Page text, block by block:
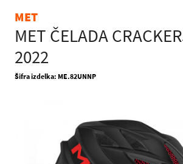
MET
MET ČELADA
2022
Šifra izdelka: ME.82UNNP